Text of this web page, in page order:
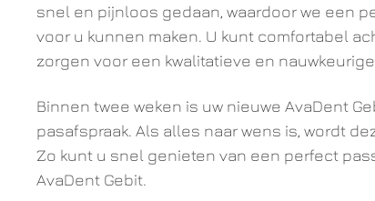
snel en pijnloos gedaan, waardoor we een
voor u kunnen maken. U kunt comfortabel
zorgen voor een kwalitatieve en
Binnen twee weken is uw nieuwe AvaDent
pasafspraak. Als alles naar wens is, wordt
Zo kunt u snel genieten van een perfect
AvaDent Gebit.